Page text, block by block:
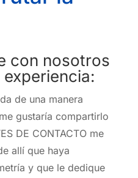
con nosotros
de una manera
gustaría compartirlo
DE CONTACTO me
allí que haya
y que le dedique